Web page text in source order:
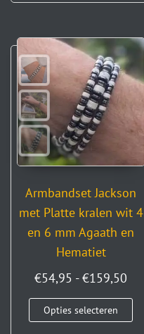
Armbandset Jackson
met Platte kralen wit 4
en 6 mm Agaath en
Hematiet
€54,95 - €159,50
Opties selecteren